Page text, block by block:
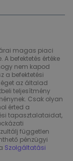
magas piaci
befektetés értéke
nem kapod
a befektetési
az általad
teljesítmény
Csak olyan
érted a
tapasztalataidat,
független
pénzügyi
Szolgáltatási